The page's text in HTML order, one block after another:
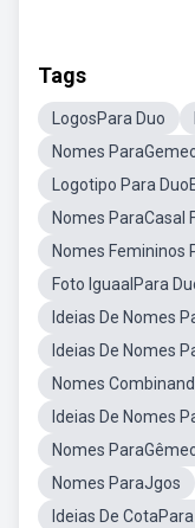
Tags
LogosPara Duo
Nomes
Logotipo Para
Nomes ParaCasal
Nomes Femininos
Foto IguaalPara
Ideias De Nomes
Ideias De Nomes
Nomes
Ideias De Nomes
Nomes
Nomes ParaJgos
Ideias De